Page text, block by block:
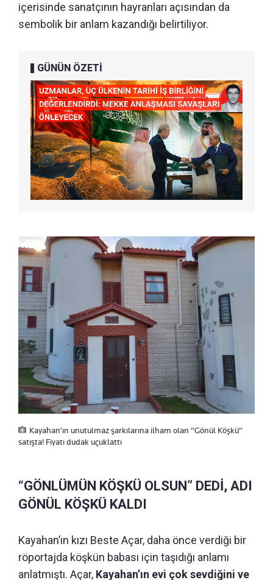
içerisinde sanatçının hayranları açısından da
sembolik bir anlam kazandığı belirtiliyor.
GÜNÜN ÖZETİ
Kayahan’ın unutulmaz şarkılarına ilham olan “Gönül Köşkü”
satışta! Fiyatı dudak uçuklattı
“GÖNLÜMÜN KÖŞKÜ OLSUN” DEDİ, ADI
GÖNÜL KÖŞKÜ KALDI
Kayahan’ın kızı Beste Açar, daha önce verdiği bir
röportajda köşkün babası için taşıdığı anlamı
anlatmıştı. Açar, Kayahan’ın evi çok sevdiğini ve